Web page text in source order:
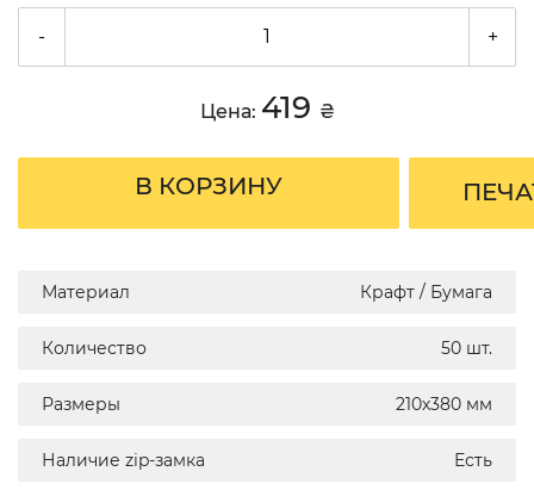
- +
Цена: 419 ₴
В КОРЗИНУ
Материал Крафт / Бумага
Количество 50 шт.
Размеры 210х380 мм
Наличие zip-замка Есть